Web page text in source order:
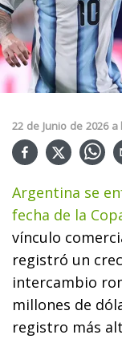
22 de Junio de 2026 a
Argentina se
fecha de la
vínculo
registró un
intercambio
millones de
registro más